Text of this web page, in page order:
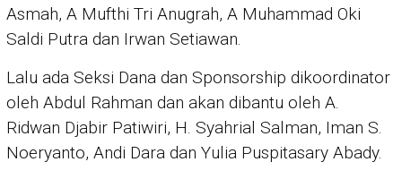
Asmah, A Mufthi Tri Anugrah, A Muhammad Oki
Saldi Putra dan Irwan Setiawan.
Lalu ada Seksi Dana dan Sponsorship dikoordinator
oleh Abdul Rahman dan akan dibantu oleh A.
Ridwan Djabir Patiwiri, H. Syahrial Salman, Iman S.
Noeryanto, Andi Dara dan Yulia Puspitasary Abady.